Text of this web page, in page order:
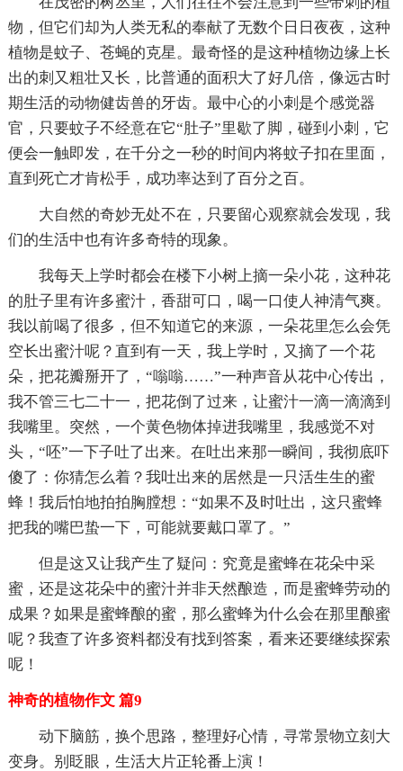
物，但它们却为人类无私的奉献了无数个日日夜夜，这种
植物是蚊子、苍蝇的克星。最奇怪的是这种植物边缘上长
出的刺又粗壮又长，比普通的面积大了好几倍，像远古时
期生活的动物健齿兽的牙齿。最中心的小刺是个感觉器
官，只要蚊子不经意在它“肚子”里歇了脚，碰到小刺，它
便会一触即发，在千分之一秒的时间内将蚊子扣在里面，
直到死亡才肯松手，成功率达到了百分之百。
大自然的奇妙无处不在，只要留心观察就会发现，我
们的生活中也有许多奇特的现象。
我每天上学时都会在楼下小树上摘一朵小花，这种花
的肚子里有许多蜜汁，香甜可口，喝一口使人神清气爽。
我以前喝了很多，但不知道它的来源，一朵花里怎么会凭
空长出蜜汁呢？直到有一天，我上学时，又摘了一个花
朵，把花瓣掰开了，“嗡嗡……”一种声音从花中心传出，
我不管三七二十一，把花倒了过来，让蜜汁一滴一滴滴到
我嘴里。突然，一个黄色物体掉进我嘴里，我感觉不对
头，“呸”一下子吐了出来。在吐出来那一瞬间，我彻底吓
傻了：你猜怎么着？我吐出来的居然是一只活生生的蜜
蜂！我后怕地拍拍胸膛想：“如果不及时吐出，这只蜜蜂
把我的嘴巴蛰一下，可能就要戴口罩了。”
但是这又让我产生了疑问：究竟是蜜蜂在花朵中采
蜜，还是这花朵中的蜜汁并非天然酿造，而是蜜蜂劳动的
成果？如果是蜜蜂酿的蜜，那么蜜蜂为什么会在那里酿蜜
呢？我查了许多资料都没有找到答案，看来还要继续探索
呢！
神奇的植物作文 篇9
动下脑筋，换个思路，整理好心情，寻常景物立刻大
变身。别眨眼，生活大片正轮番上演！